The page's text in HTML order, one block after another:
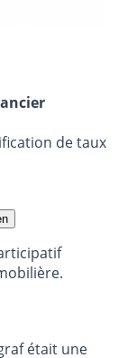
de taux
était une